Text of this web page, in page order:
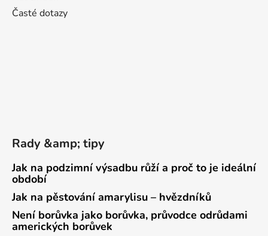
Časté dotazy
Rady &amp; tipy
Jak na podzimní výsadbu růží a proč to je ideální
období
Jak na pěstování amarylisu – hvězdníků
Není borůvka jako borůvka, průvodce odrůdami
amerických borůvek